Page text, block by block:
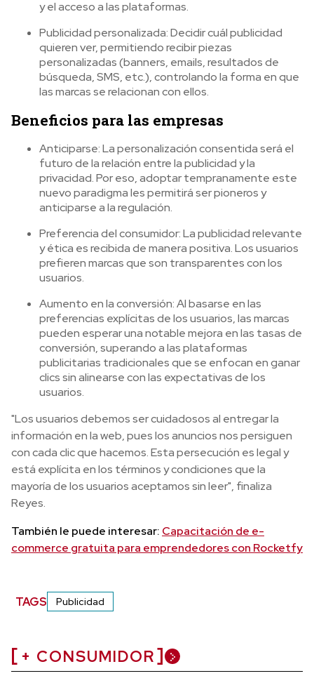
y el acceso a las plataformas.
Publicidad personalizada: Decidir cuál publicidad
quieren ver, permitiendo recibir piezas
personalizadas (banners, emails, resultados de
búsqueda, SMS, etc.), controlando la forma en que
las marcas se relacionan con ellos.
Beneficios para las empresas
Anticiparse: La personalización consentida será el
futuro de la relación entre la publicidad y la
privacidad. Por eso, adoptar tempranamente este
nuevo paradigma les permitirá ser pioneros y
anticiparse a la regulación.
Preferencia del consumidor: La publicidad relevante
y ética es recibida de manera positiva. Los usuarios
prefieren marcas que son transparentes con los
usuarios.
Aumento en la conversión: Al basarse en las
preferencias explícitas de los usuarios, las marcas
pueden esperar una notable mejora en las tasas de
conversión, superando a las plataformas
publicitarias tradicionales que se enfocan en ganar
clics sin alinearse con las expectativas de los
usuarios.
"Los usuarios debemos ser cuidadosos al entregar la
información en la web, pues los anuncios nos persiguen
con cada clic que hacemos. Esta persecución es legal y
está explícita en los términos y condiciones que la
mayoría de los usuarios aceptamos sin leer", finaliza
Reyes.
También le puede interesar: Capacitación de e-
commerce gratuita para emprendedores con Rocketfy
TAGS Publicidad
+ CONSUMIDOR